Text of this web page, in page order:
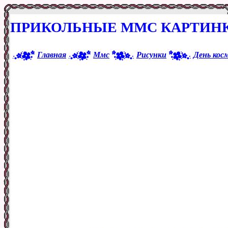
ПРИКОЛЬНЫЕ ММС
Главная Ммс Рисунки День